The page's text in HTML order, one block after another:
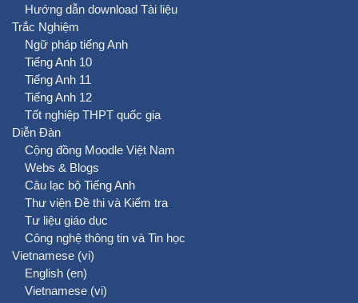
Hướng dẫn download Tài liệu
Trắc Nghiệm
Ngữ pháp tiếng Anh
Tiếng Anh 10
Tiếng Anh 11
Tiếng Anh 12
Tốt nghiệp THPT quốc gia
Diễn Đàn
Cộng đồng Moodle Việt Nam
Webs & Blogs
Câu lạc bộ Tiếng Anh
Thư viện Đề thi và Kiểm tra
Tư liệu giáo dục
Công nghệ thông tin và Tin học
Vietnamese ‎(vi)‎
English ‎(en)‎
Vietnamese ‎(vi)‎